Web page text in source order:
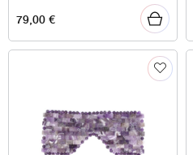
79,00€